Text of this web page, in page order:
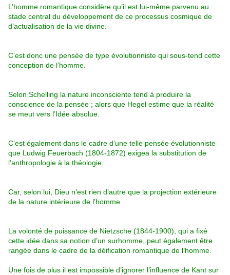
L’homme romantique considère qu’il est lui-même parvenu au
stade central du développement de ce processus cosmique de
d’actualisation de la vie divine.
C’est donc une pensée de type évolutionniste qui sous-tend cette
conception de l’homme.
Selon Schelling la nature inconsciente tend à produire la
conscience de la pensée ; alors que Hegel estime que la réalité
se meut vers l’Idée absolue.
C’est également dans le cadre d’une telle pensée évolutionniste
que Ludwig Feuerbach (1804-1872) exigea la substitution de
l’anthropologie à la théologie.
Car, selon lui, Dieu n’est rien d’autre que la projection extérieure
de la nature intérieure de l’homme.
La volonté de puissance de Nietzsche (1844-1900), qui a fixé
cette idée dans sa notion d’un surhomme, peut également être
rangée dans le cadre de la déification romantique de l’homme.
Une fois de plus il est impossible d’ignorer l’influence de Kant sur